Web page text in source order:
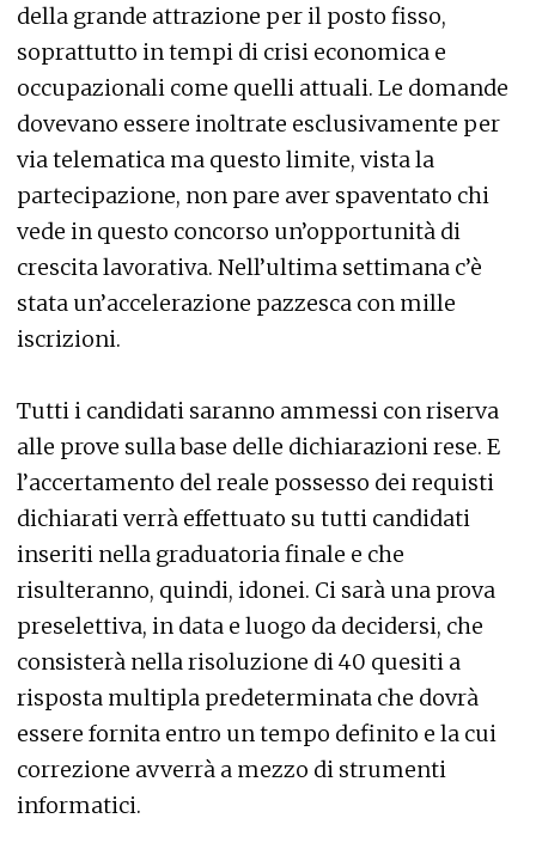
della grande attrazione per il posto fisso,
soprattutto in tempi di crisi economica e
occupazionali come quelli attuali. Le domande
dovevano essere inoltrate esclusivamente per
via telematica ma questo limite, vista la
partecipazione, non pare aver spaventato chi
vede in questo concorso un’opportunità di
crescita lavorativa. Nell’ultima settimana c’è
stata un’accelerazione pazzesca con mille
iscrizioni.
Tutti i candidati saranno ammessi con riserva
alle prove sulla base delle dichiarazioni rese. E
l’accertamento del reale possesso dei requisti
dichiarati verrà effettuato su tutti candidati
inseriti nella graduatoria finale e che
risulteranno, quindi, idonei. Ci sarà una prova
preselettiva, in data e luogo da decidersi, che
consisterà nella risoluzione di 40 quesiti a
risposta multipla predeterminata che dovrà
essere fornita entro un tempo definito e la cui
correzione avverrà a mezzo di strumenti
informatici.